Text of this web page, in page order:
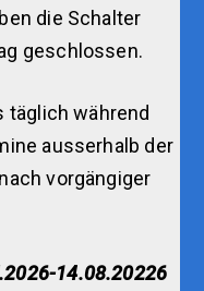
die Schalter
geschlossen.
täglich während
ausserhalb der
vorgängiger
14.08.20226